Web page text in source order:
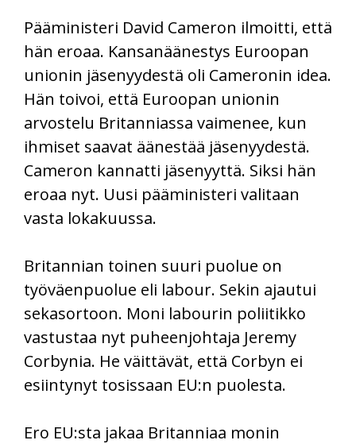
Pääministeri David Cameron ilmoitti, että
hän eroaa. Kansanäänestys Euroopan
unionin jäsenyydestä oli Cameronin idea.
Hän toivoi, että Euroopan unionin
arvostelu Britanniassa vaimenee, kun
ihmiset saavat äänestää jäsenyydestä.
Cameron kannatti jäsenyyttä. Siksi hän
eroaa nyt. Uusi pääministeri valitaan
vasta lokakuussa.
Britannian toinen suuri puolue on
työväenpuolue eli labour. Sekin ajautui
sekasortoon. Moni labourin poliitikko
vastustaa nyt puheenjohtaja Jeremy
Corbynia. He väittävät, että Corbyn ei
esiintynyt tosissaan EU:n puolesta.
Ero EU:sta jakaa Britanniaa monin